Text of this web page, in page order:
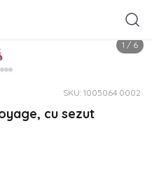
1 / 6
SKU: 1005064 0002
cu sezut